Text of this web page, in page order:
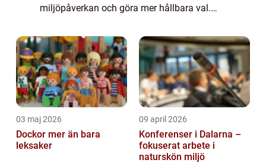
miljöpåverkan och göra mer hållbara val.
diskmedel en viktig del av denna proces...
03 maj 2026
Dockor mer än bara
leksaker
09 april 2026
Konferenser i Dalarna –
fokuserat arbete i
naturskön miljö